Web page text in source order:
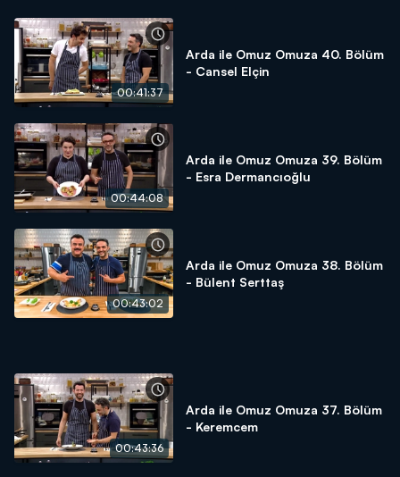
00:41:37
Arda ile Omuz Omuza 40. Bölüm
- Cansel Elçin
00:44:08
Arda ile Omuz Omuza 39. Bölüm
- Esra Dermancıoğlu
00:43:02
Arda ile Omuz Omuza 38. Bölüm
- Bülent Serttaş
00:43:36
Arda ile Omuz Omuza 37. Bölüm
- Keremcem